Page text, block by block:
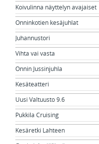
Koivulinna näyttelyn avajaiset
Onninkotien kesäjuhlat
Juhannustori
Vihta vai vasta
Onnin Jussinjuhla
Kesäteatteri
Uusi Valtuusto 9.6
Pukkila Cruising
Kesäretki Lahteen